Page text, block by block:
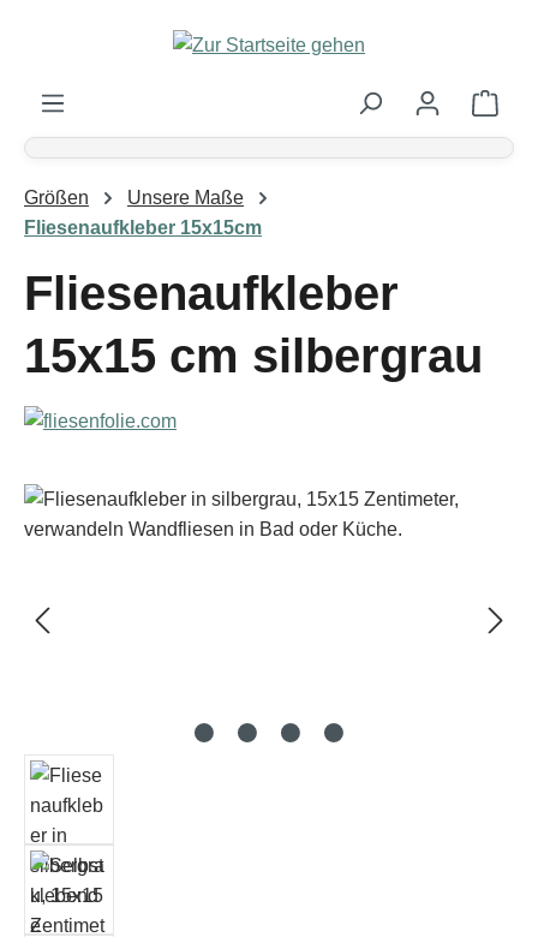
Zum Hauptinhalt springen
Größen
Unsere Maße
Fliesenaufkleber 15x15cm
Fliesenaufkleber
15x15 cm silbergrau
Bildergalerie überspringen